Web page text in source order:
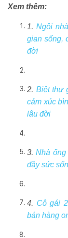
Xem thêm:
1.Ngôi
gian sống,
đời
2. Biệt thự
cảm xúc
lâu đời
3.Nhà ống
đầy sức
4. Cô gái
bán hàng